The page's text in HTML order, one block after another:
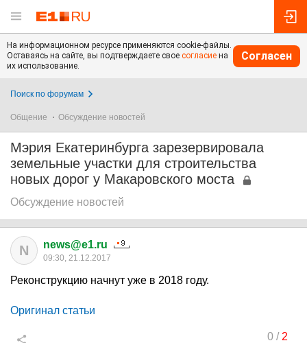
На информационном ресурсе применяются cookie-файлы.
Оставаясь на сайте, вы подтверждаете свое согласие на
их использование.
Согласен
Поиск по форумам
Общение Обсуждение новостей
Мэрия Екатеринбурга зарезервировала
земельные участки для строительства
новых дорог у Макаровского моста
Обсуждение новостей
N news@e1.ru
09:30, 21.12.2017
Реконструкцию начнут уже в 2018 году.
Оригинал статьи
0/ 2